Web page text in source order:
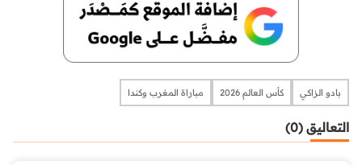
بادو الزاكي كأس العالم 2026 مباراة المغرب وكندا
التعاليق (0)